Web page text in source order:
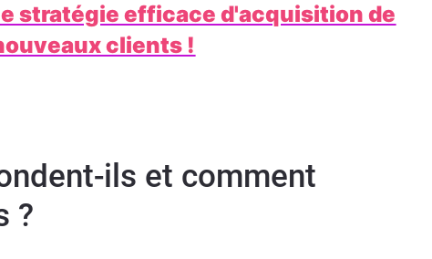
stratégie efficace d'acquisition de
clients !
ils et comment
?